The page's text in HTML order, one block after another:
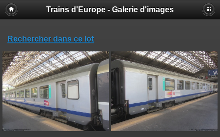
Trains d'Europe - Galerie d'images
Rechercher dans ce lot